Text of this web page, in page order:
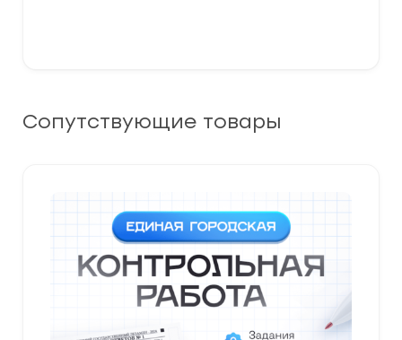
Сопутствующие товары